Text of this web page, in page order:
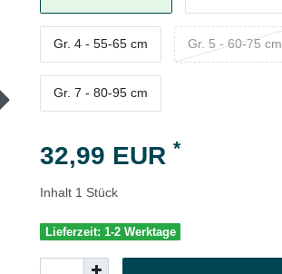
Gr. 4 - 55-65 cm Gr. 5 - 60-75 cm
Gr. 7 - 80-95 cm
32,99 EUR*
Inhalt 1 Stück
Lieferzeit: 1-2 Werktage